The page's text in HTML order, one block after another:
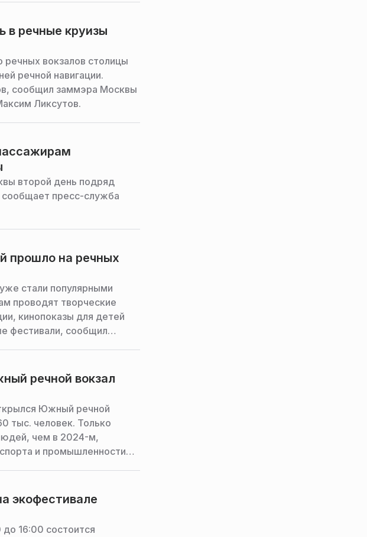
в речные круизы
вокзалов столицы
речной навигации.
сообщил заммэра Москвы
Ликсутов.
второй день подряд
пресс-служба
прошло на речных
стали популярными
проводят творческие
кинопоказы для детей
фестивали, сообщил
речной вокзал
Южный речной
тыс. человек. Только
чем в 2024-м,
и промышленности
экофестивале
16:00 состоится